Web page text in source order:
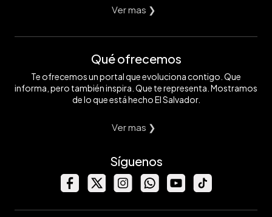
Ver mas ❯
Qué ofrecemos
Te ofrecemos un portal que evoluciona contigo. Que
informa, pero también inspira. Que te representa. Mostramos
de lo que está hecho El Salvador.
Ver mas ❯
Síguenos